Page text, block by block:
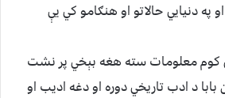
دنيايي حالاتو او هنګامو كي يې
كوم معلومات سته هغه بېخي پر نشت
د ادب تاريخي دوره او دغه اديب او